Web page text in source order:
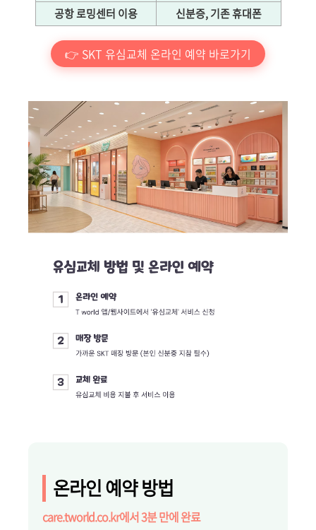
공항 로밍센터 이용
신분증, 기존 휴대폰
👉 SKT 유심교체 온라인 예약 바로가기
온라인 예약 방법
care.tworld.co.kr에서 3분 만에 완료